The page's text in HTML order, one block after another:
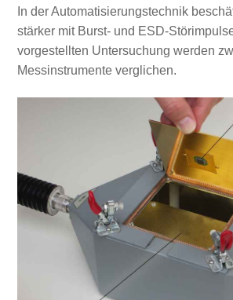
In der Automatisierungstechnik
stärker mit Burst- und ESD-
vorgestellten Untersuchung werden
Messinstrumente verglichen.